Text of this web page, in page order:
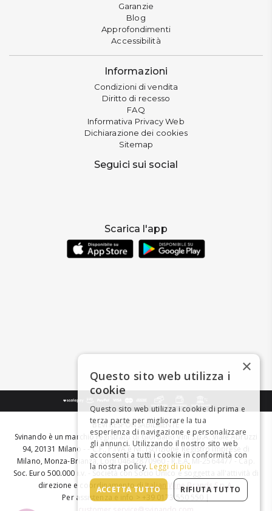
Garanzie
Blog
Approfondimenti
Accessibilità
Informazioni
Condizioni di vendita
Diritto di recesso
FAQ
Informativa Privacy Web
Dichiarazione dei cookies
Sitemap
Seguici sui social
Scarica l'app
BEVI RESPONSABILMENTE
Svinando è un marchio registrato di Giordano Vini S.p.A. Viale Abruzzi
94, 20131 Milano - - C.F., P.IVA e Nr. Iscrizione Registro Imprese di
Milano, Monza-Brianza, Lodi 04642870960 - R.E.A. MI-2564477 - Cap.
Soc. Euro 500.000 i.v. - Società con Socio Unico e soggetta all'attività di
direzione e coordinamento diItalian Wine Brands S.p.A.
Per assistenza e info > +39 0173 550 550 |
×
Questo sito web utilizza i
cookie
Questo sito web utilizza i cookie di prima e
terza parte per migliorare la tua
esperienza di navigazione e personalizzare
gli annunci. Utilizzando il nostro sito web
acconsenti a tutti i cookie in conformità con
la nostra policy. Leggi di più
ACCETTA TUTTO RIFIUTA TUTTO